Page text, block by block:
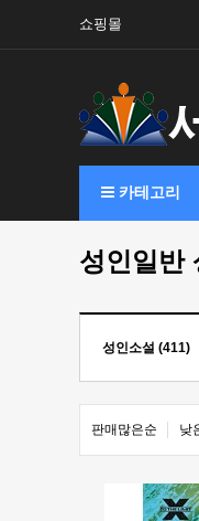
쇼핑몰
카테고리
성인일반
성인소설 (411)
판매많은순 낮